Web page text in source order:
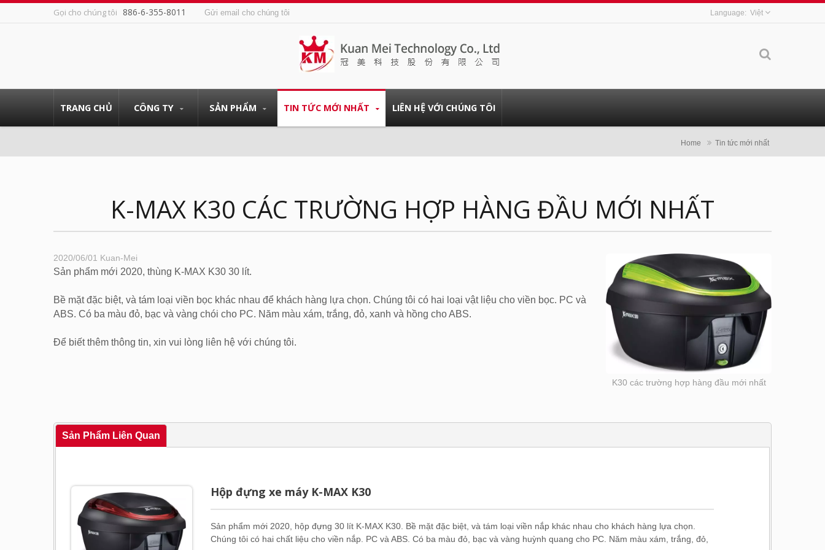
Gọi cho chúng tôi 886-6-355-8011 Gửi email cho chúng tôi Việt
TRANG CHỦ CÔNG TY SẢN PHẨM TIN TỨC MỚI NHẤT LIÊN HỆ VỚI CHÚNG TÔI
Home Tin tức mới nhất
K-MAX K30 CÁC TRƯỜNG HỢP HÀNG ĐẦU MỚI NHẤT
2020/06/01 Kuan-Mei
K30 các trường hợp hàng đầu mới nhất
Sản phẩm mới 2020, thùng K-MAX K30 30 lít.
Bề mặt đặc biệt, và tám loại viền bọc khác nhau để khách hàng lựa chọn. Chúng tôi có hai loại vật liệu cho viền bọc. PC và
ABS. Có ba màu đỏ, bạc và vàng chói cho PC. Năm màu xám, trắng, đỏ, xanh và hồng cho ABS.
Để biết thêm thông tin, xin vui lòng liên hệ với chúng tôi.
Sản Phẩm Liên Quan
Hộp đựng xe máy K-MAX K30
Sản phẩm mới 2020, hộp đựng 30 lít K-MAX K30. Bề mặt đặc biệt, và tám loại viền nắp khác nhau cho khách hàng lựa chọn.
Chúng tôi có hai chất liệu cho viền nắp. PC và ABS. Có ba màu đỏ, bạc và vàng huỳnh quang cho PC. Năm màu xám, trắng, đỏ,